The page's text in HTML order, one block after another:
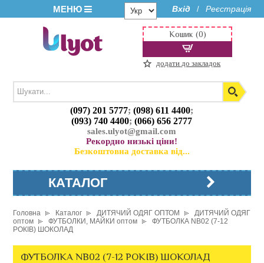
МЕНЮ Вхід / Реєстрація
(097) 201 5777;(098) 611 4400;
(093) 740 4400;(066) 656 2777
sales.ulyot@gmail.com
Рекордно низькі ціни!
Безкоштовна доставка від...
Кошик (0)
додати до закладок
КАТАЛОГ
Головна Каталог ДИТЯЧИЙ ОДЯГ ОПТОМ
ДИТЯЧИЙ ОДЯГ
оптом
ФУТБОЛКИ, МАЙКИ оптом
ФУТБОЛКА NB02 (7-12
РОКІВ) ШОКОЛАД
ФУТБОЛКА NB02 (7-12 РОКІВ) ШОКОЛАД